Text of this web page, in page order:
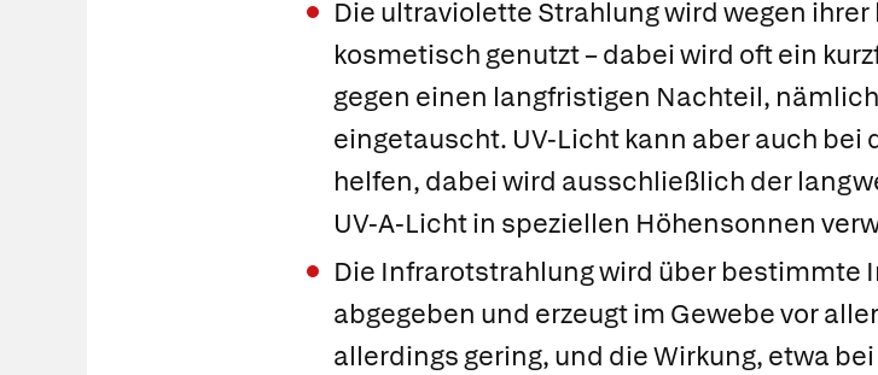
Die ultraviolette Strahlung wird wegen
kosmetisch genutzt – dabei wird oft ein
gegen einen langfristigen Nachteil,
eingetauscht. UV-Licht kann aber auch bei
helfen, dabei wird ausschließlich der
UV-A-Licht in speziellen Höhensonnen
Die Infrarotstrahlung wird über bestimmte
abgegeben und erzeugt im Gewebe vor
allerdings gering, und die Wirkung, etwa